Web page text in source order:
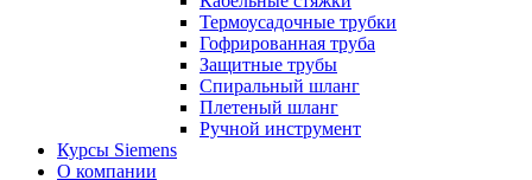
Термоусадочные трубки
Гофрированная труба
Защитные трубы
Спиральный шланг
Плетеный шланг
Ручной инструмент
Курсы Siemens
О компании